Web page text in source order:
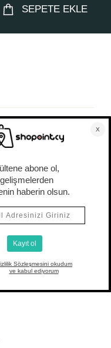
SEPETE EKLE
Beden Tablosu